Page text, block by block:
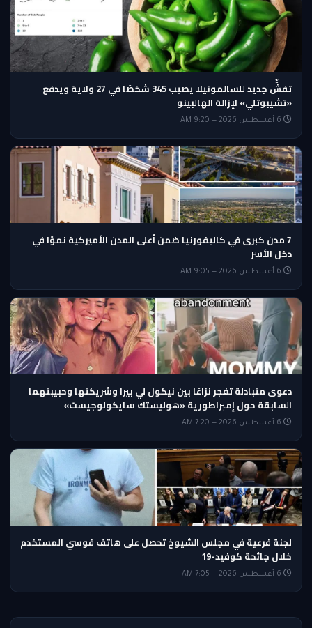
تفشٍّ جديد للسالمونيلا يصيب 345 شخصًا في 27 ولاية ويدفع
«تشيبوتلي» لإزالة الهالبينو
7 مدن كبرى في كاليفورنيا ضمن أعلى المدن الأميركية نموًا في
دخل الأسر
دعوى متبادلة تفجر نزاعًا بين نيكول لي بيرا وشريكتها وحبيبتهما
السابقة حول إمبراطورية «هوليستك سايكولوجيست»
لجنة فرعية في مجلس الشيوخ تحصل على هاتف فوسي المستخدم
خلال جائحة كوفيد-19